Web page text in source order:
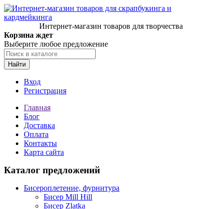
Интернет-магазин товаров для творчества
Корзина ждет
Выберите любое предложение
Найти
Вход
Регистрация
Главная
Блог
Доставка
Оплата
Контакты
Карта сайта
Каталог предложений
Бисероплетение, фурнитура
Бисер Mill Hill
Бисер Zlatka